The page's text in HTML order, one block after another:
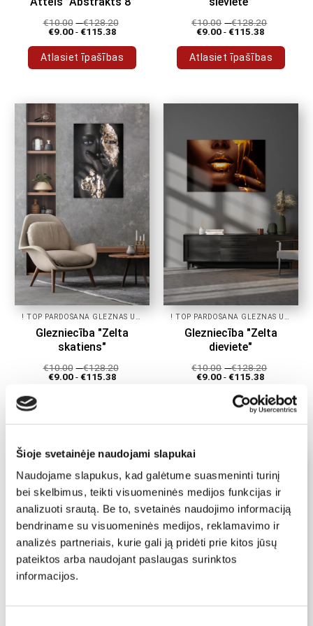
Šioje svetainėje naudojami slapukai
Naudojame slapukus, kad galėtume suasmeninti turinį
bei skelbimus, teikti visuomeninės medijos funkcijas ir
analizuoti srautą. Be to, svetainės naudojimo informaciją
bendriname su visuomeninės medijos, reklamavimo ir
analizės partneriais, kurie gali ją pridėti prie kitos jūsų
pateiktos arba naudojant paslaugas surinktos
informacijos.
€10.00 -€128.20
€9.00-€115.38
Atlasiet īpašības
ir
vairāki
varianti.
Variantus
var
izvēlēties
produkta
€10.00 -€128.20
€9.00-€115.38
Atlasiet īpašības
ir
Variantus
var
izvēlēties
produkta
Glezniecība "Zelta
skatiens"
€10.00 -€128.20
€9.00-€115.38
ir
varianti.
Variantus
var
izvēlēties
produkta
Glezniecība "Zelta
dieviete"
€10.00 -€128.20
€9.00-€115.38
Atlasiet īpašības
varianti.
Variantus
var
izvēlēties
produkta